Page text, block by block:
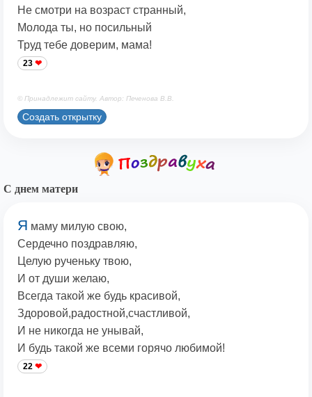
Не смотри на возраст странный,
Молода ты, но посильный
Труд тебе доверим, мама!
23
© Принадлежит сайту. Автор: Печенова В.В.
Создать открытку
С днем матери
Я маму милую свою,
Сердечно поздравляю,
Целую рученьку твою,
И от души желаю,
Всегда такой же будь красивой,
Здоровой,радостной,счастливой,
И не никогда не унывай,
И будь такой же всеми горячо любимой!
22